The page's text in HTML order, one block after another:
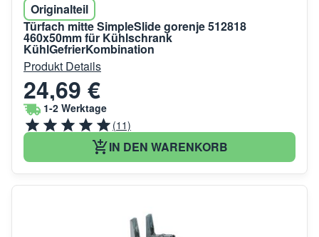
Originalteil
Türfach mitte SimpleSlide gorenje 512818
460x50mm für Kühlschrank
KühlGefrierKombination
Produkt Details
24,69 €
1-2 Werktage
(11)
IN DEN WARENKORB